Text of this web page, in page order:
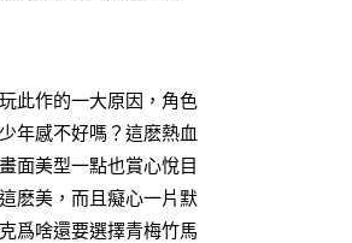
此作的一大原因，角色
年感不好嗎？這麽熱血
面美型一點也賞心悅目
麽美，而且癡心一片默
爲啥還要選擇青梅竹馬